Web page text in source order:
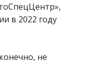
в 2022 году
не